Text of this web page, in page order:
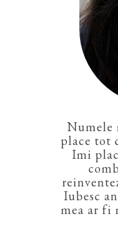
Numele
place tot
Imi
Iubesc
mea ar fi